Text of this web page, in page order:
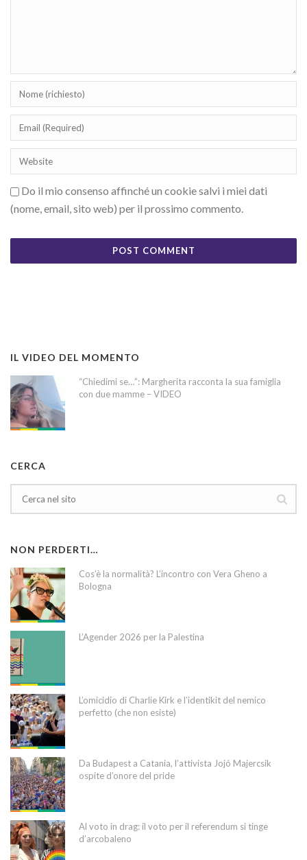
Do il mio consenso affinché un cookie salvi i miei dati
(nome, email, sito web) per il prossimo commento.
IL VIDEO DEL MOMENTO
“Chiedimi se…”: Margherita racconta la sua famiglia
con due mamme – VIDEO
CERCA
NON PERDERTI…
Cos’è la normalità? L’incontro con Vera Gheno a
Bologna
L’Agender 2026 per la Palestina
L’omicidio di Charlie Kirk e l’identikit del nemico
perfetto (che non esiste)
Da Budapest a Catania, l’attivista Jojó Majercsik
ospite d’onore del pride
Al voto in drag: il voto per il referendum si tinge
d’arcobaleno